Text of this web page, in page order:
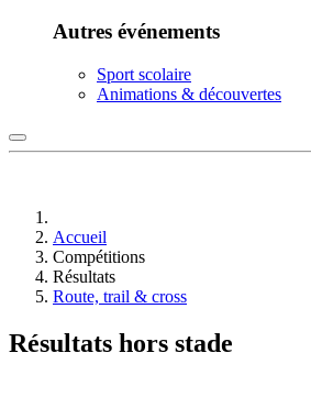
Autres événements
Sport scolaire
Animations & découvertes
Accueil
Compétitions
Résultats
Route, trail & cross
Résultats hors stade